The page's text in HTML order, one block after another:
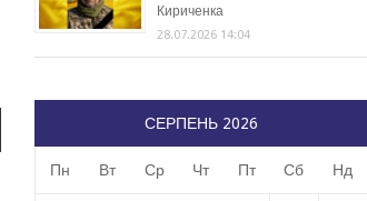
Кириченка
28.07.2026 14:04
СЕРПЕНЬ 2026
Пн Вт Ср Чт Пт Сб Нд